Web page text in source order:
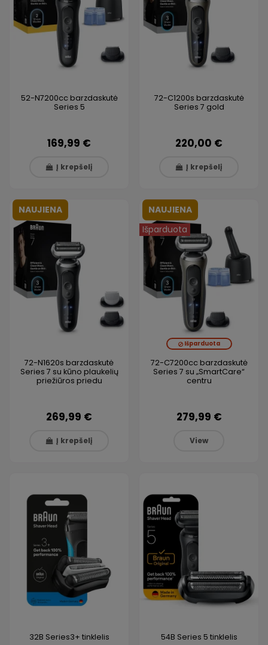
52-N7200cc barzdaskutė
Series 5
169,99 €
Į krepšelį
72-C1200s barzdaskutė
Series 7 gold
220,00 €
Į krepšelį
NAUJIENA
72-N1620s barzdaskutė
Series 7 su kūno plaukelių
priežiūros priedu
269,99 €
Į krepšelį
NAUJIENA
Išparduota
Išparduota
72-C7200cc barzdaskutė
Series 7 su „SmartCare“
centru
279,99 €
View
32B Series3+ tinklelis 54B Series 5 tinklelis